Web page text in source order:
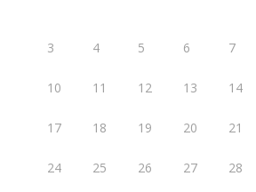
3 4 5 6 7
10 11 12 13 14
17 18 19 20 21
24 25 26 27 28